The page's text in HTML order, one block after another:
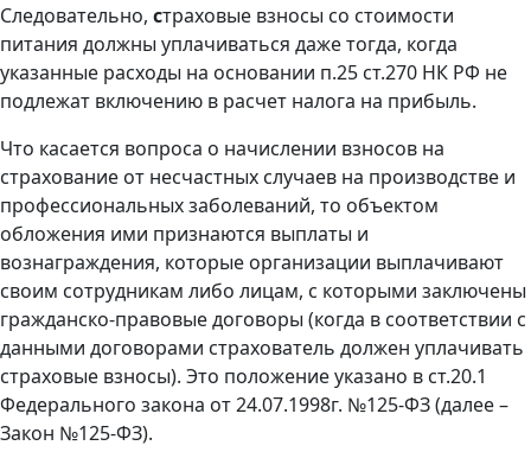
Следовательно, страховые взносы со стоимости
питания должны уплачиваться даже тогда, когда
указанные расходы на основании п.25 ст.270 НК РФ не
подлежат включению в расчет налога на прибыль.
Что касается вопроса о начислении взносов на
страхование от несчастных случаев на производстве и
профессиональных заболеваний, то объектом
обложения ими признаются выплаты и
вознаграждения, которые организации выплачивают
своим сотрудникам либо лицам, с которыми заключены
гражданско-правовые договоры (когда в соответствии с
данными договорами страхователь должен уплачивать
страховые взносы). Это положение указано в ст.20.1
Федерального закона от 24.07.1998г. №125-ФЗ (далее –
Закон №125-ФЗ).